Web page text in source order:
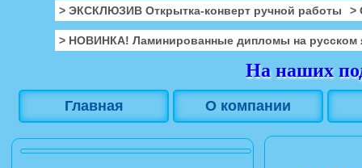
> ЭКСКЛЮЗИВ Открытка-конверт ручной работы >
> НОВИНКА! Ламинированные дипломы на русском
На наших
Главная О компании